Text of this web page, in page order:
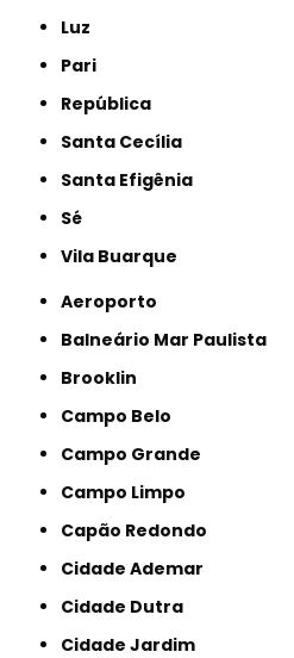
Luz
Pari
República
Santa Cecília
Santa Efigênia
Sé
Vila Buarque
Aeroporto
Balneário Mar Paulista
Brooklin
Campo Belo
Campo Grande
Campo Limpo
Capão Redondo
Cidade Ademar
Cidade Dutra
Cidade Jardim